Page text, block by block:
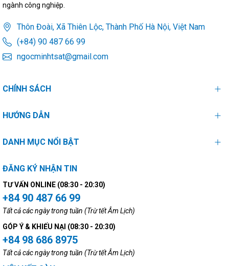
ngành công nghiệp.
Thôn Đoài, Xã Thiên Lộc, Thành Phố Hà Nội, Việt Nam
(+84) 90 487 66 99
ngocminhtsat@gmail.com
CHÍNH SÁCH
HƯỚNG DẪN
DANH MỤC NỔI BẬT
ĐĂNG KÝ NHẬN TIN
TƯ VẤN ONLINE (08:30 - 20:30)
+84 90 487 66 99
Tất cả các ngày trong tuần (Trừ tết Âm Lịch)
GÓP Ý & KHIẾU NẠI (08:30 - 20:30)
+84 98 686 8975
Tất cả các ngày trong tuần (Trừ tết Âm Lịch)